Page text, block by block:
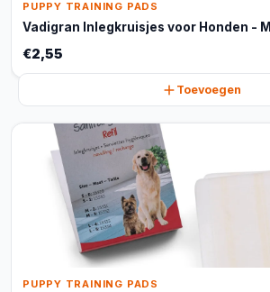
PUPPY TRAINING PADS
Vadigran Inlegkruisjes voor Honden - M
€2,55
Toevoegen
PUPPY TRAINING PADS